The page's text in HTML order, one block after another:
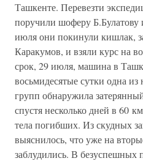
Ташкенте. Перевезти
поручили шоферу Б.Булатову
июля они покинули кишлак,
Каракумов, и взяли курс на
срок, 29 июля, машина в
восьмидесятые сутки одна
групп обнаружила
спустя несколько дней в 60
тела погибших. Из скудных
выяснилось, что уже на
заблудились. В безуспешных